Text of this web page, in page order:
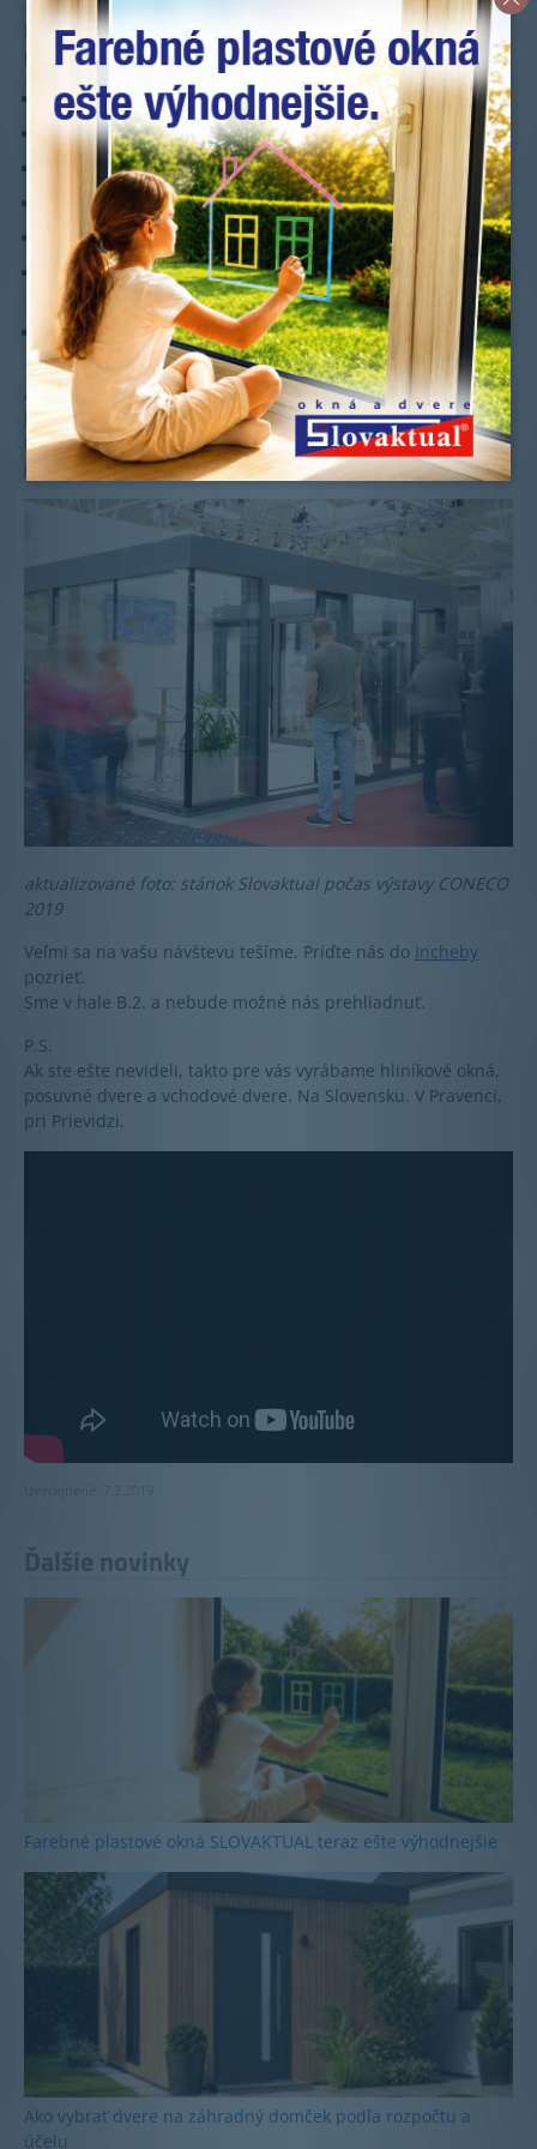
Popri hliníkových posuvných dverách si budete môcť
prezrieť zblízka aj tieto funkčné vzorky:
Plastové oknoSlovaktual PASIVHL v laminácii
Plastové okno Slovaktual PASIV CL s hliníkovým klipom
Hliníkové oknoW 72
Hliníkové okno W 72i so skrytým krídlom
Hliníkové okno W 77HI
Vchodové dvereD72 s prekrytou výplňou a modernými
čiernymi doplnkami
Vchodové dvere D92 s elektronickým biometrickým
vstupom Ekey
Ale tiež množstvo rohov a rezov okien, vzorkovníky
laminovacích fóliía dostupných farieb.
Hneď vedľa nášho stánku bude veľký stánok sožalúziami a
roletami, takže všetko vybavíte na jednom mieste.
aktualizované foto: stánok Slovaktual počas výstavy CONECO
2019
Veľmi sa na vašu návštevu tešíme. Príďte nás do Incheby
pozrieť.
Sme v hale B.2. a nebude možné nás prehliadnuť.
P.S.
Ak ste ešte nevideli, takto pre vás vyrábame hliníkové okná,
posuvné dvere a vchodové dvere. Na Slovensku. V Pravenci,
pri Prievidzi.
Ďalšie novinky
Farebné plastové okná SLOVAKTUAL teraz ešte výhodnejšie
Ako vybrať dvere na záhradný domček podľa rozpočtu a
účelu